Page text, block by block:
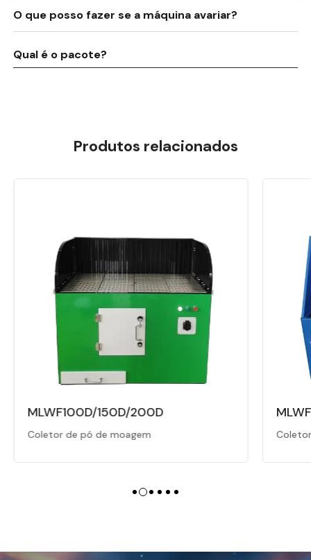
O que posso fazer se a máquina avariar?
Qual é o pacote?
Produtos relacionados
MLWF320-DM
Coletor de pó de moagem